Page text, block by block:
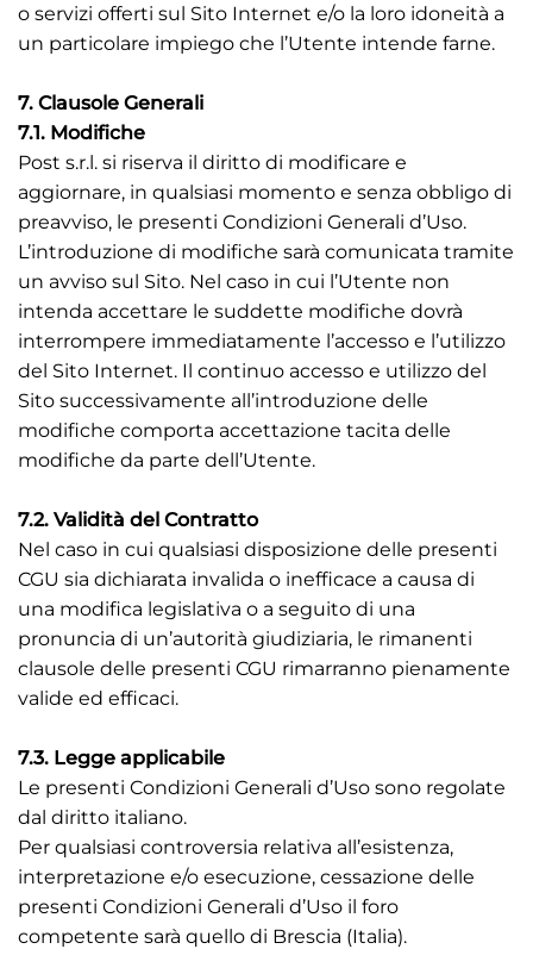
o servizi offerti sul Sito Internet e/o la loro idoneità a
un particolare impiego che l’Utente intende farne.
7. Clausole Generali
7.1. Modifiche
Post s.r.l. si riserva il diritto di modificare e
aggiornare, in qualsiasi momento e senza obbligo di
preavviso, le presenti Condizioni Generali d’Uso.
L’introduzione di modifiche sarà comunicata tramite
un avviso sul Sito. Nel caso in cui l’Utente non
intenda accettare le suddette modifiche dovrà
interrompere immediatamente l’accesso e l’utilizzo
del Sito Internet. Il continuo accesso e utilizzo del
Sito successivamente all’introduzione delle
modifiche comporta accettazione tacita delle
modifiche da parte dell’Utente.
7.2. Validità del Contratto
Nel caso in cui qualsiasi disposizione delle presenti
CGU sia dichiarata invalida o inefficace a causa di
una modifica legislativa o a seguito di una
pronuncia di un’autorità giudiziaria, le rimanenti
clausole delle presenti CGU rimarranno pienamente
valide ed efficaci.
7.3. Legge applicabile
Le presenti Condizioni Generali d’Uso sono regolate
dal diritto italiano.
Per qualsiasi controversia relativa all’esistenza,
interpretazione e/o esecuzione, cessazione delle
presenti Condizioni Generali d’Uso il foro
competente sarà quello di Brescia (Italia).